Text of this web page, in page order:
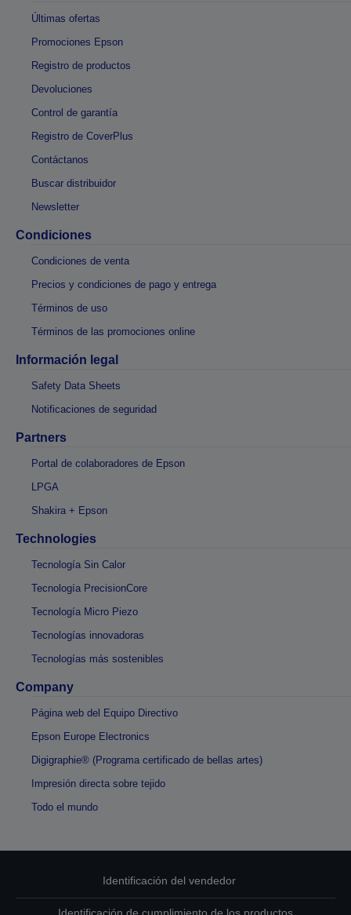
Últimas ofertas
Promociones Epson
Registro de productos
Devoluciones
Control de garantía
Registro de CoverPlus
Contáctanos
Buscar distribuidor
Newsletter
Condiciones
Condiciones de venta
Precios y condiciones de pago y entrega
Términos de uso
Términos de las promociones online
Información legal
Safety Data Sheets
Notificaciones de seguridad
Partners
Portal de colaboradores de Epson
LPGA
Shakira + Epson
Technologies
Tecnología Sin Calor
Tecnología PrecisionCore
Tecnología Micro Piezo
Tecnologías innovadoras
Tecnologías más sostenibles
Company
Página web del Equipo Directivo
Epson Europe Electronics
Digigraphie® (Programa certificado de bellas artes)
Impresión directa sobre tejido
Todo el mundo
Identificación del vendedor